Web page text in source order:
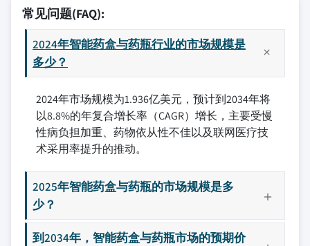
常见问题(FAQ):
2024年智能药盒与药瓶行业的市场规模是
多少？
2024年市场规模为1.936亿美元，预计到2034年将
以8.8%的年复合增长率（CAGR）增长，主要受慢
性病负担加重、药物依从性不佳以及联网医疗技
术采用率提升的推动。
2025年智能药盒与药瓶的市场规模是多
少？
到2034年，智能药盒与药瓶市场的预期价